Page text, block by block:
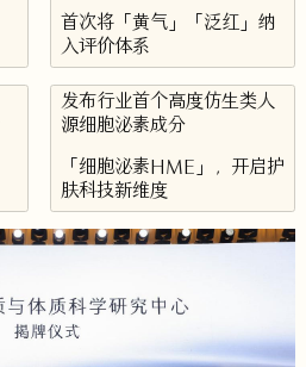
首次将「黄气」「泛红」纳
入评价体系
发布行业首个高度仿生类人
源细胞泌素成分
「细胞泌素HME」，开启护
肤科技新维度